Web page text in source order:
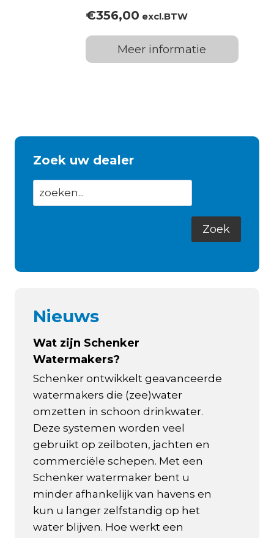
€356,00 excl.BTW
Meer informatie
Zoek uw dealer
Nieuws
Wat zijn Schenker
Watermakers?
Schenker ontwikkelt geavanceerde
watermakers die (zee)water
omzetten in schoon drinkwater.
Deze systemen worden veel
gebruikt op zeilboten, jachten en
commerciële schepen. Met een
Schenker watermaker bent u
minder afhankelijk van havens en
kun u langer zelfstandig op het
water blijven. Hoe werkt een